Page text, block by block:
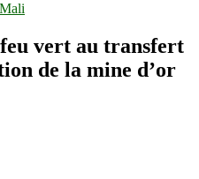
vert au transfert
de la mine d’or